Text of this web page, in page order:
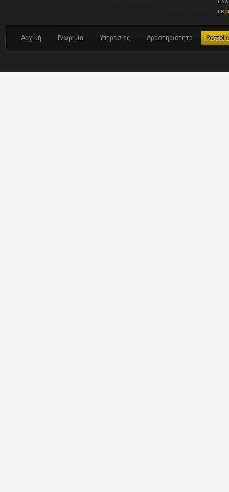
Αρχική Γνωριμία Υπηρεσίες Δραστηριότητα Portfolio